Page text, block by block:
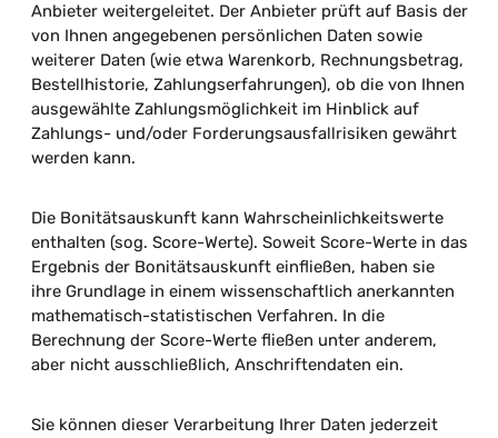
Anbieter weitergeleitet. Der Anbieter prüft auf Basis der
von Ihnen angegebenen persönlichen Daten sowie
weiterer Daten (wie etwa Warenkorb, Rechnungsbetrag,
Bestellhistorie, Zahlungserfahrungen), ob die von Ihnen
ausgewählte Zahlungsmöglichkeit im Hinblick auf
Zahlungs- und/oder Forderungsausfallrisiken gewährt
werden kann.
Die Bonitätsauskunft kann Wahrscheinlichkeitswerte
enthalten (sog. Score-Werte). Soweit Score-Werte in das
Ergebnis der Bonitätsauskunft einfließen, haben sie
ihre Grundlage in einem wissenschaftlich anerkannten
mathematisch-statistischen Verfahren. In die
Berechnung der Score-Werte fließen unter anderem,
aber nicht ausschließlich, Anschriftendaten ein.
Sie können dieser Verarbeitung Ihrer Daten jederzeit